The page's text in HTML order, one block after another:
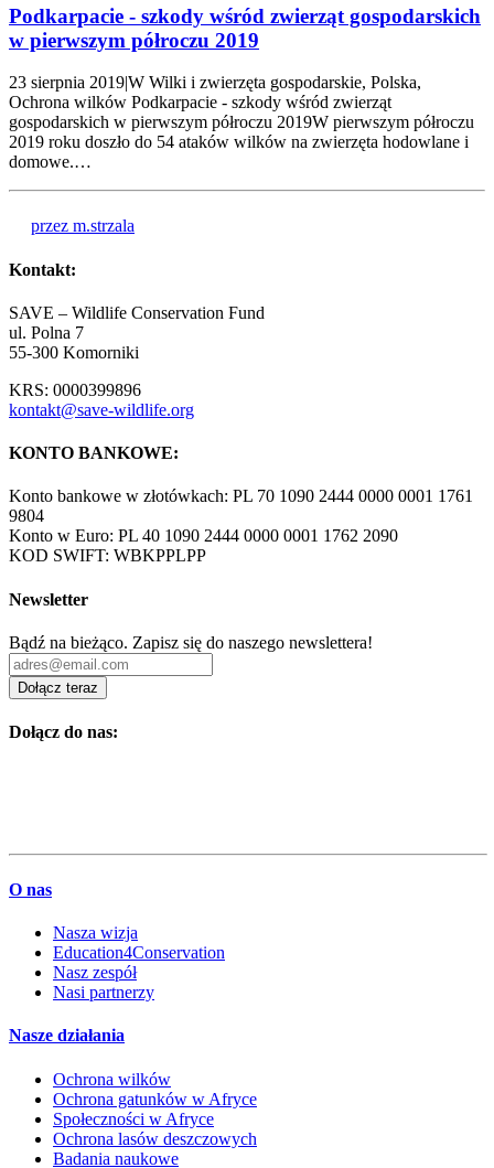
Podkarpacie - szkody wśród zwierząt gospodarskich
w pierwszym półroczu 2019
23 sierpnia 2019|W Wilki i zwierzęta gospodarskie, Polska,
Ochrona wilków Podkarpacie - szkody wśród zwierząt
gospodarskich w pierwszym półroczu 2019W pierwszym półroczu
2019 roku doszło do 54 ataków wilków na zwierzęta hodowlane i
domowe.…
przez m.strzala
Kontakt:
SAVE – Wildlife Conservation Fund
ul. Polna 7
55-300 Komorniki
KRS: 0000399896
kontakt@save-wildlife.org
KONTO BANKOWE:
Konto bankowe w złotówkach: PL 70 1090 2444 0000 0001 1761
9804
Konto w Euro: PL 40 1090 2444 0000 0001 1762 2090
KOD SWIFT: WBKPPLPP
Newsletter
Bądź na bieżąco. Zapisz się do naszego newslettera!
Dołącz teraz
Dołącz do nas:
O nas
Nasza wizja
Education4Conservation
Nasz zespół
Nasi partnerzy
Nasze działania
Ochrona wilków
Ochrona gatunków w Afryce
Społeczności w Afryce
Ochrona lasów deszczowych
Badania naukowe